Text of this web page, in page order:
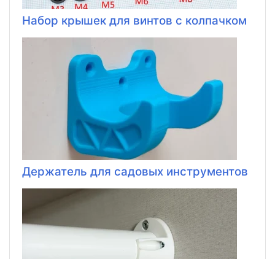
Набор крышек для винтов с колпачком
Держатель для садовых инструментов